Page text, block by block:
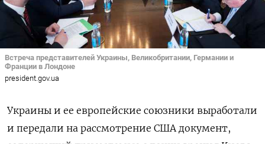
Встреча представителей Украины, Великобритании, Германии и
Франции в Лондоне
president.gov.ua
Украины и ее европейские союзники выработали
и передали на рассмотрение США документ,